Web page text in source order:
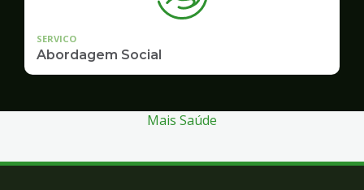
SERVICO
Abordagem Social
Mais Saúde